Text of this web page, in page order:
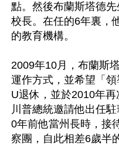
點。然後布蘭斯塔德先
校長。在任的6年裏，
的教育機構。
2009年10月，布蘭斯
運作方式，並希望「
U退休，並於2010年
川普總統邀請他出任
0年前他當州長時，接
察團，自此相差6歲半